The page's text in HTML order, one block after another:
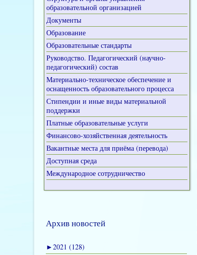
образовательной организацией
Документы
Образование
Образовательные стандарты
Руководство. Педагогический (научно-
педагогический) состав
Материально-техническое обеспечение и
оснащенность образовательного процесса
Стипендии и иные виды материальной
поддержки
Платные образовательные услуги
Финансово-хозяйственная деятельность
Вакантные места для приёма (перевода)
Доступная среда
Международное сотрудничество
Архив новостей
►2021 (128)